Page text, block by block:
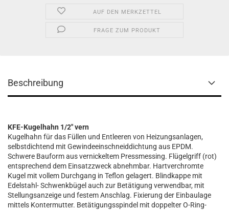
AUF DEN MERKZETTEL
FRAGE ZUM PRODUKT
Beschreibung
KFE-Kugelhahn 1/2" vern
Kugelhahn für das Füllen und Entleeren von Heizungsanlagen,
selbstdichtend mit Gewindeeinschneiddichtung aus EPDM.
Schwere Bauform aus vernickeltem Pressmessing. Flügelgriff (rot)
entsprechend dem Einsatzzweck abnehmbar. Hartverchromte
Kugel mit vollem Durchgang in Teflon gelagert. Blindkappe mit
Edelstahl- Schwenkbügel auch zur Betätigung verwendbar, mit
Stellungsanzeige und festem Anschlag. Fixierung der Einbaulage
mittels Kontermutter. Betätigungsspindel mit doppelter O-Ring-